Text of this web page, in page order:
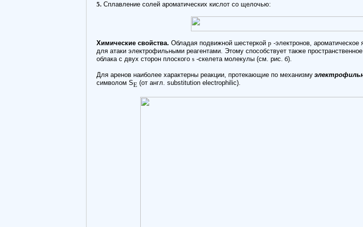
5. Сплавление солей ароматических кислот со щелочью:
Химические свойства. Обладая подвижной шестеркой p -электронов,
для атаки электрофильными реагентами. Этому способствует также
облака с двух сторон плоского s -скелета молекулы (см. рис. б).
Для аренов наиболее характерны реакции, протекающие по механизму
символом SE (от англ. substitution electrophilic).